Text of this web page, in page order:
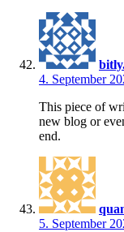
4. September
This piece of
new blog or
end.
5. September